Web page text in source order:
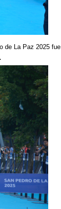
de La Paz 2025 fue